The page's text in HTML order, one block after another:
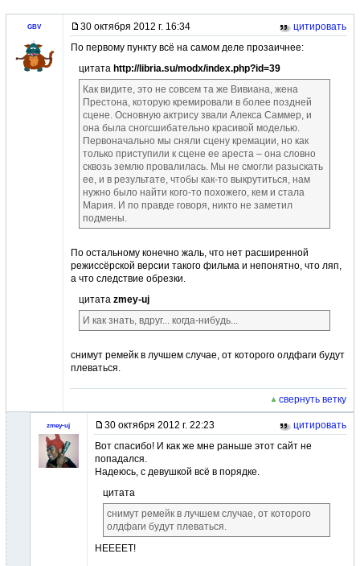
GBV 30 октября 2012 г. 16:34
цитировать
По первому пункту всё на самом деле прозаичнее:
цитата http://libria.su/modx/index.php?id=39
Как видите, это не совсем та же Вивиана, жена
Престона, которую кремировали в более поздней
сцене. Основную актрису звали Алекса Саммер, и
она была сногсшибательно красивой моделью.
Первоначально мы сняли сцену кремации, но как
только приступили к сцене ее ареста – она словно
сквозь землю провалилась. Мы не смогли разыскать
ее, и в результате, чтобы как-то выкрутиться, нам
нужно было найти кого-то похожего, кем и стала
Мария. И по правде говоря, никто не заметил
подмены.
По остальному конечно жаль, что нет расширенной
режиссёрской версии такого фильма и непонятно, что ляп,
а что следствие обрезки.
цитата zmey-uj
И как знать, вдруг... когда-нибудь...
снимут ремейк в лучшем случае, от которого олдфаги будут
плеваться.
свернуть ветку
zmey-uj 30 октября 2012 г. 22:23
цитировать
Вот спасибо! И как же мне раньше этот сайт не
попадался.
Надеюсь, с девушкой всё в порядке.
цитата
снимут ремейк в лучшем случае, от которого
олдфаги будут плеваться.
НЕЕЕЕТ!